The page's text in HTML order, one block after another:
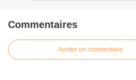
Commentaires
Ajouter un commentaire